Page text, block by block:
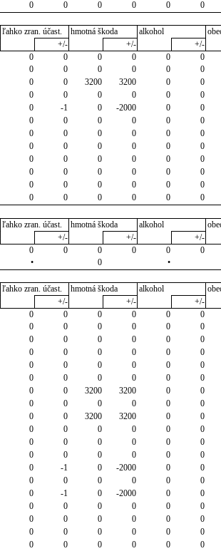
0 0 0 0 0 0
ľahko zran. účast. hmotná škoda alkohol
+/- +/- +/-
0 0 0 0 0 0
0 0 0 0 0 0
0 0 3200 3200 0 0
0 0 0 0 0 0
0 -1 0 -2000 0 0
0 0 0 0 0 0
0 0 0 0 0 0
0 0 0 0 0 0
0 0 0 0 0 0
0 0 0 0 0 0
0 0 0 0 0 0
0 0 0 0 0 0
ľahko zran. účast. hmotná škoda alkohol
+/- +/- +/-
0 0 0 0 0 0
• 0 •
ľahko zran. účast. hmotná škoda alkohol
+/- +/- +/-
0 0 0 0 0 0
0 0 0 0 0 0
0 0 0 0 0 0
0 0 0 0 0 0
0 0 0 0 0 0
0 0 0 0 0 0
0 0 3200 3200 0 0
0 0 0 0 0 0
0 0 3200 3200 0 0
0 0 0 0 0 0
0 0 0 0 0 0
0 0 0 0 0 0
0 -1 0 -2000 0 0
0 0 0 0 0 0
0 -1 0 -2000 0 0
0 0 0 0 0 0
0 0 0 0 0 0
0 0 0 0 0 0
0 0 0 0 0 0